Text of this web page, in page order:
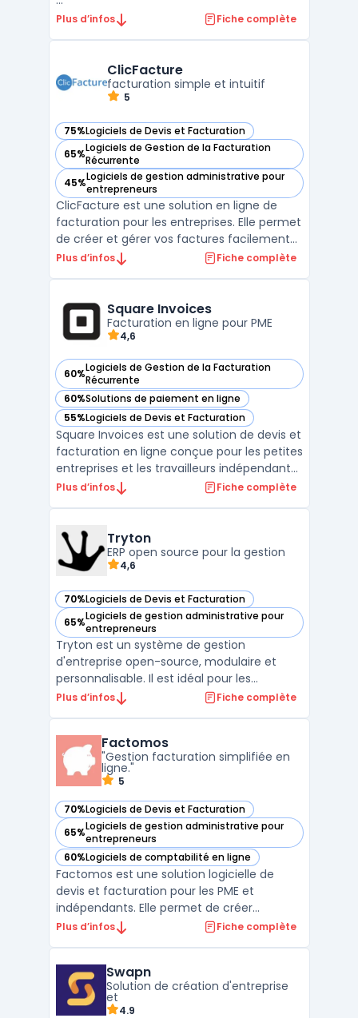
Plus d’infos Fiche complète
ClicFacture
facturation simple et intuitif
5
75%Logiciels de Devis et Facturation
— voir ClicFacture dans cette catégorie
65%Logiciels de Gestion de la Facturation
Récurrente
— voir ClicFacture dans cette catégorie
45%Logiciels de gestion administrative pour
entrepreneurs
— voir ClicFacture dans cette catégorie
ClicFacture est une solution en ligne de
facturation pour les entreprises. Elle permet
de créer et gérer vos factures facilement
et rapidement. ClicFacture offre des
clients. Avec ClicFacture, vous pouvez
suivre l'évolu ...
Plus d’infos Fiche complète
Square Invoices
Facturation en ligne pour PME
4,6
60%Logiciels de Gestion de la Facturation
Récurrente
— voir Square Invoices dans cette catégorie
60%Solutions de paiement en ligne
— voir Square Invoices dans cette catégorie
55%Logiciels de Devis et Facturation
— voir Square Invoices dans cette catégorie
Square Invoices est une solution de devis et
facturation en ligne conçue pour les petites
entreprises et les travailleurs indépendants.
Avec Square Invoices, vous pouvez créer,
également des fonctionnalités de
paiement ...
Plus d’infos Fiche complète
Tryton
ERP open source pour la gestion
4,6
70%Logiciels de Devis et Facturation
— voir Tryton dans cette catégorie
65%Logiciels de gestion administrative pour
entrepreneurs
— voir Tryton dans cette catégorie
Tryton est un système de gestion
d'entreprise open-source, modulaire et
personnalisable. Il est idéal pour les
entreprises ayant des besoins spécifiques
fonctionnalités de base pour la gestion de
la chaîne d'approvisionnement ...
Plus d’infos Fiche complète
Factomos
"Gestion facturation simplifiée en
ligne."
5
70%Logiciels de Devis et Facturation
— voir Factomos dans cette catégorie
65%Logiciels de gestion administrative pour
entrepreneurs
— voir Factomos dans cette catégorie
60%Logiciels de comptabilité en ligne
— voir Factomos dans cette catégorie
Factomos est une solution logicielle de
devis et facturation pour les PME et
indépendants. Elle permet de créer
facilement des devis et des factures
ventes et de la trésorerie en offrant une
vue d'ensemble des factures ...
Plus d’infos Fiche complète
Swapn
Solution de création d'entreprise
et
4.9